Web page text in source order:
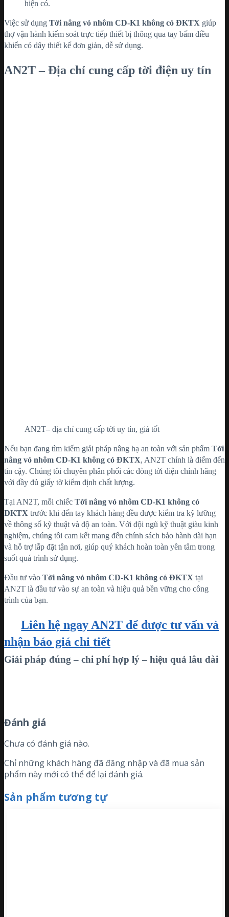
hiện có.
Việc sử dụng Tời nâng vỏ nhôm CD-K1 không có ĐKTX giúp
thợ vận hành kiểm soát trực tiếp thiết bị thông qua tay bấm điều
khiển có dây thiết kế đơn giản, dễ sử dụng.
AN2T – Địa chỉ cung cấp tời điện uy tín
AN2T– địa chỉ cung cấp tời uy tín, giá tốt
Nếu bạn đang tìm kiếm giải pháp nâng hạ an toàn với sản phẩm Tời
nâng vỏ nhôm CD-K1 không có ĐKTX, AN2T chính là điểm đến
tin cậy. Chúng tôi chuyên phân phối các dòng tời điện chính hãng
với đầy đủ giấy tờ kiểm định chất lượng.
Tại AN2T, mỗi chiếc Tời nâng vỏ nhôm CD-K1 không có
ĐKTX trước khi đến tay khách hàng đều được kiểm tra kỹ lưỡng
về thông số kỹ thuật và độ an toàn. Với đội ngũ kỹ thuật giàu kinh
nghiệm, chúng tôi cam kết mang đến chính sách bảo hành dài hạn
và hỗ trợ lắp đặt tận nơi, giúp quý khách hoàn toàn yên tâm trong
suốt quá trình sử dụng.
Đầu tư vào Tời nâng vỏ nhôm CD-K1 không có ĐKTX tại
AN2T là đầu tư vào sự an toàn và hiệu quả bền vững cho công
trình của bạn.
Liên hệ ngay AN2T để được tư vấn và
nhận báo giá chi tiết
Giải pháp đúng – chi phí hợp lý – hiệu quả lâu dài
Đánh giá
Chưa có đánh giá nào.
Chỉ những khách hàng đã đăng nhập và đã mua sản
phẩm này mới có thể để lại đánh giá.
Sản phẩm tương tự